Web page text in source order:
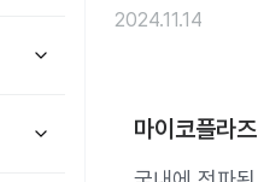
2024.11.14
마이코플라